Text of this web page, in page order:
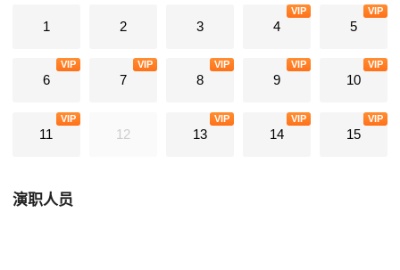
1 2 3 4
VIP
5
VIP
6
VIP
7
VIP
8
VIP
9
VIP
10
VIP
11
VIP
12 13
VIP
14
VIP
15
VIP
演职人员